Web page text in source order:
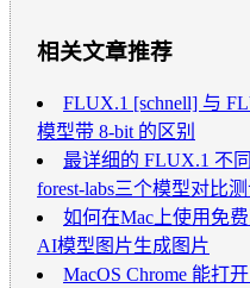
相关文章推荐
FLUX.1 [schnell] 与
模型带 8-bit 的区别
最详细的 FLUX.1 不
forest-labs三个模型对比
如何在Mac上使用免
AI模型图片生成图片
MacOS Chrome 能打